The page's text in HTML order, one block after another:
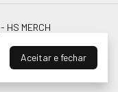
Aceitar e fechar
- HS MERCH